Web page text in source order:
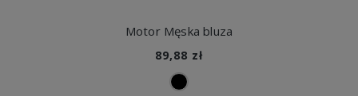
Motor Męska bluza
89,88 zł